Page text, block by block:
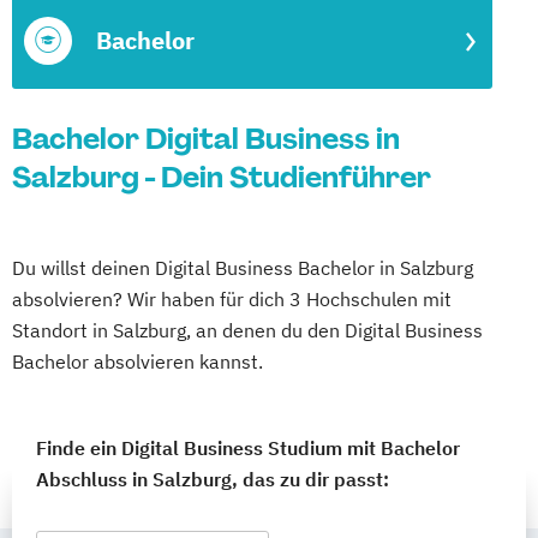
Bachelor
Bachelor Digital Business in
Salzburg - Dein Studienführer
Du willst deinen Digital Business Bachelor in Salzburg
absolvieren? Wir haben für dich 3 Hochschulen mit
Standort in Salzburg, an denen du den Digital Business
Bachelor absolvieren kannst.
Finde ein Digital Business Studium mit Bachelor
Abschluss in Salzburg, das zu dir passt: